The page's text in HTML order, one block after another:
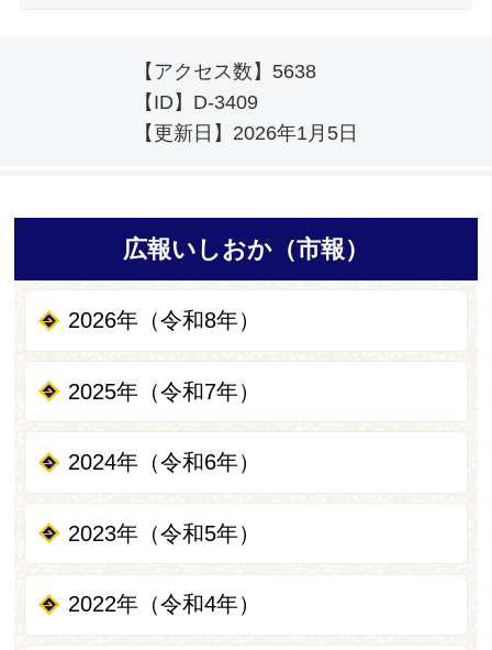
【アクセス数】 5638
【ID】 D-3409
【更新日】 2026年1月5日
広報いしおか（市報）
2026年（令和8年）
2025年（令和7年）
2024年（令和6年）
2023年（令和5年）
2022年（令和4年）